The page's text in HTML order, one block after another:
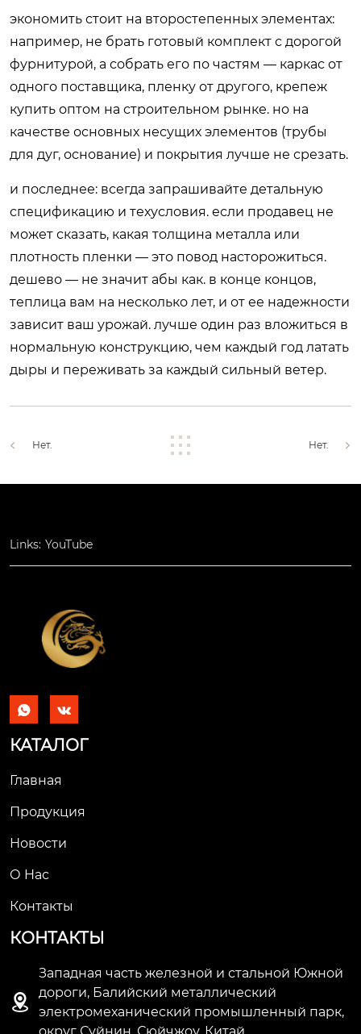
экономить стоит на второстепенных элементах:
например, не брать готовый комплект с дорогой
фурнитурой, а собрать его по частям — каркас от
одного поставщика, пленку от другого, крепеж
купить оптом на строительном рынке. но на
качестве основных несущих элементов (трубы
для дуг, основание) и покрытия лучше не срезать.
и последнее: всегда запрашивайте детальную
спецификацию и техусловия. если продавец не
может сказать, какая толщина металла или
плотность пленки — это повод насторожиться.
дешево — не значит абы как. в конце концов,
теплица вам на несколько лет, и от ее надежности
зависит ваш урожай. лучше один раз вложиться в
нормальную конструкцию, чем каждый год латать
дыры и переживать за каждый сильный ветер.
Нет. Нет.
Links: YouTube
 
КАТАЛОГ
Главная
Продукция
Новости
О Hас
Контакты
КОНТАКТЫ

Западная часть железной и стальной Южной
дороги, Балийский металлический
электромеханический промышленный парк,
округ Суйнин, Сюйчжоу, Китай